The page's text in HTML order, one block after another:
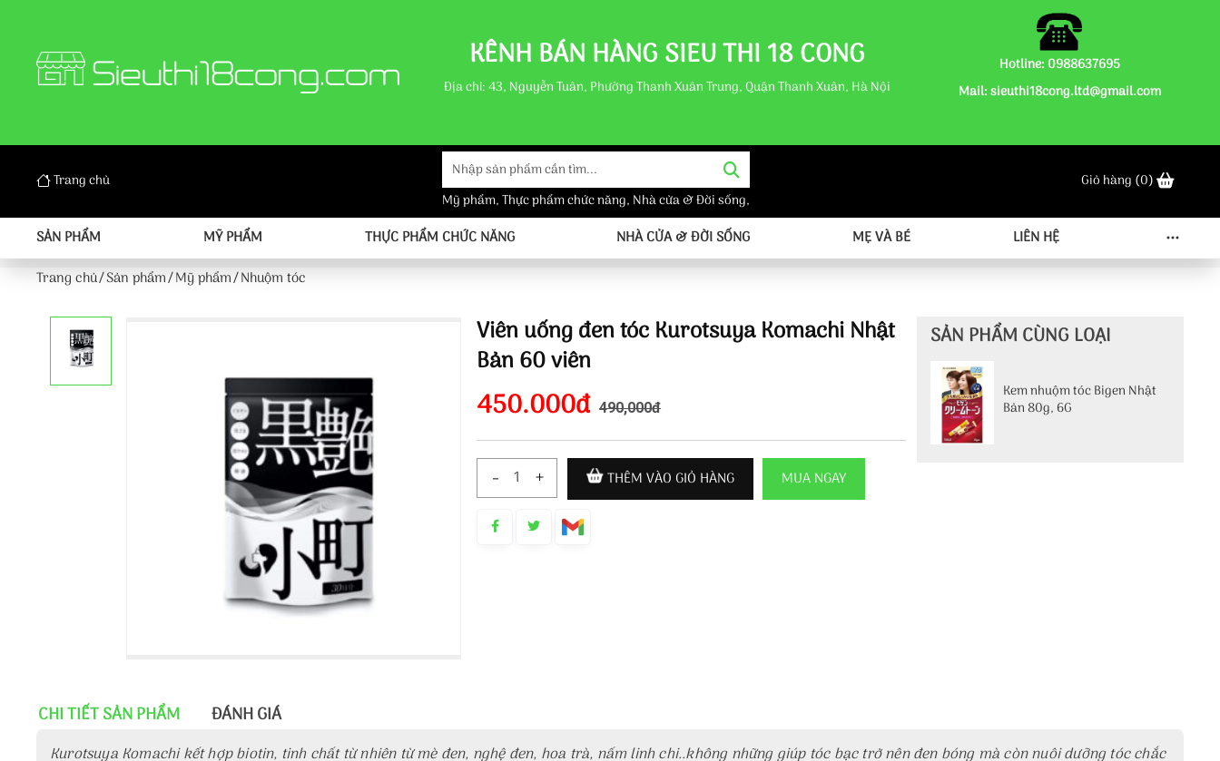
KÊNH BÁN HÀNG SIEU THI 18 CONG
Địa chỉ: 43, Nguyễn Tuân, Phường Thanh Xuân Trung, Quận Thanh Xuân, Hà Nội
Hotline: 0988637695
Mail: sieuthi18cong.ltd@gmail.com
Trang chủ
Mỹ phẩm,Thực phẩm chức năng, Nhà cửa & Đời sống,
Giỏ hàng (0)
SẢN PHẨM MỸ PHẨM THỰC PHẨM CHỨC NĂNG NHÀ CỬA & ĐỜI SỐNG MẸ VÀ BÉ
LIÊN HỆ
Trang chủ Sản phẩm Mỹ phẩm Nhuộm tóc
Viên uống đen tóc Kurotsuya Komachi Nhật
Bản 60 viên
450.000đ 490,000đ
- + THÊM VÀO GIỎ HÀNG MUA NGAY
SẢN PHẨM CÙNG LOẠI
Kem nhuộm tóc Bigen Nhật
Bản 80g, 6G
CHI TIẾT SẢN PHẨM ĐÁNH GIÁ
Kurotsuya Komachi kết hợp biotin, tinh chất từ nhiên từ mè đen, nghệ đen, hoa trà, nấm linh chi..không những giúp tóc bạc trở nên đen bóng mà còn nuôi dưỡng tóc chắc